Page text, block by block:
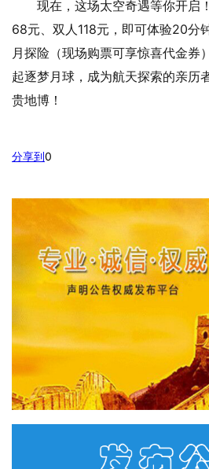
现在，这场太空奇遇等你开启
68元、双人118元，即可体验20分
月探险（现场购票可享惊喜代金券
起逐梦月球，成为航天探索的亲历
贵地博！
分享到0